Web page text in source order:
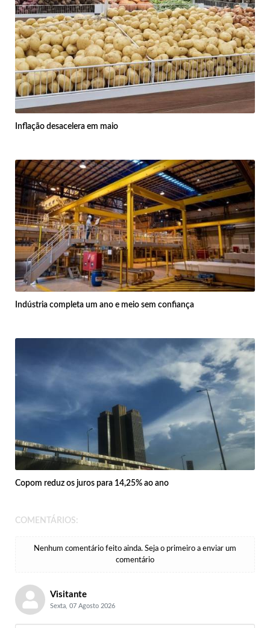
Inflação desacelera em maio
Indústria completa um ano e meio sem confiança
Copom reduz os juros para 14,25% ao ano
COMENTÁRIOS:
Nenhum comentário feito ainda. Seja o primeiro a enviar um
comentário
Visitante
Sexta, 07 Agosto 2026